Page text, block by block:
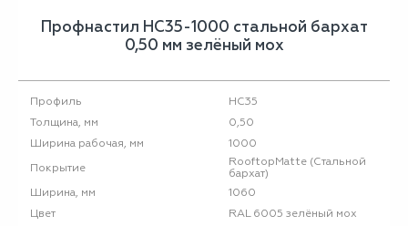
Профнастил НС35-1000 стальной бархат
0,50 мм зелёный мох
Профиль
НС35
Толщина, мм
0,50
Ширина рабочая, мм
1000
Покрытие
RooftopMatte (Стальной
бархат)
Ширина, мм
1060
Цвет
RAL 6005 зелёный мох